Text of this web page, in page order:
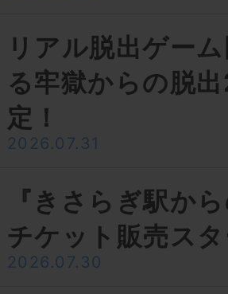
リアル脱出ゲー
る牢獄からの脱
定！
2026.07.31
『きさらぎ駅か
チケット販売ス
2026.07.30